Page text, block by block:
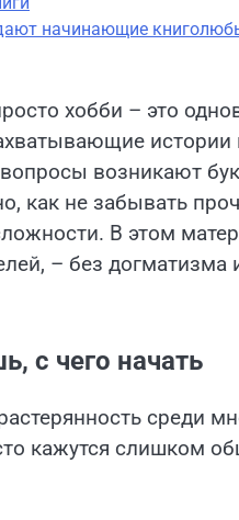
начинающие
хобби – это
возникают
как не забывать
В этом
– без
с чего начать
среди
кажутся слишком